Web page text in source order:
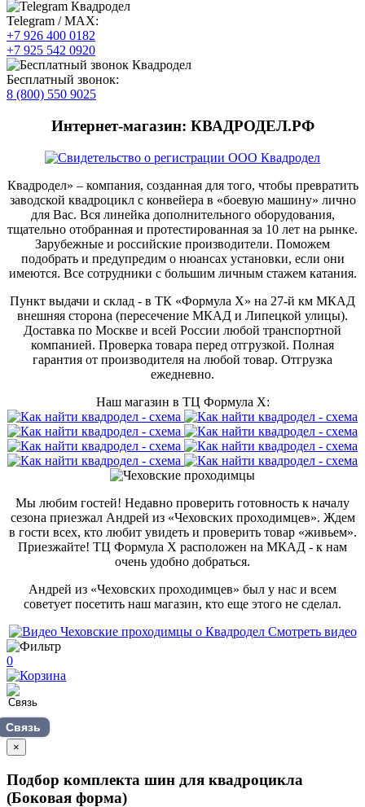
Telegram / MAX:
+7 926 400 0182
+7 925 542 0920
Бесплатный звонок:
8 (800) 550 9025
Интернет-магазин: КВАДРОДЕЛ.РФ
Квадродел» – компания, созданная для того, чтобы превратить
заводской квадроцикл с конвейера в «боевую машину» лично
для Вас. Вся линейка дополнительного оборудования,
тщательно отобранная и протестированная за 10 лет на рынке.
Зарубежные и российские производители. Поможем
подобрать и предупредим о нюансах установки, если они
имеются. Все сотрудники с большим личным стажем катания.
Пункт выдачи и склад - в ТК «Формула X» на 27-й км МКАД
внешняя сторона (пересечение МКАД и Липецкой улицы).
Доставка по Москве и всей России любой транспортной
компанией. Проверка товара перед отгрузкой. Полная
гарантия от производителя на любой товар. Отгрузка
ежедневно.
Наш магазин в ТЦ Формула Х:
Мы любим гостей! Недавно проверить готовность к началу
сезона приезжал Андрей из «Чеховских проходимцев». Ждем
в гости всех, кто любит увидеть и проверить товар «живьем».
Приезжайте! ТЦ Формула Х расположен на МКАД - к нам
очень удобно добраться.
Андрей из «Чеховских проходимцев» был у нас и всем
советует посетить наш магазин, кто еще этого не сделал.
Смотреть видео
0
Связь
×
Подбор комплекта шин для квадроцикла
(Боковая форма)